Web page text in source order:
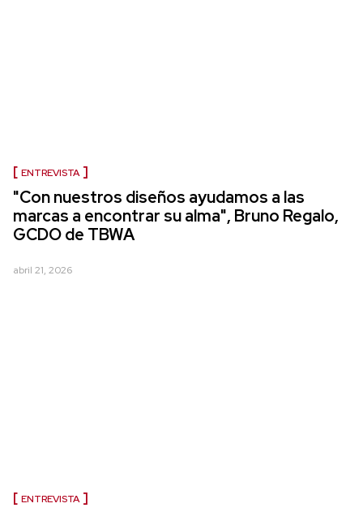
ENTREVISTA
"Con nuestros diseños ayudamos a las
marcas a encontrar su alma", Bruno Regalo,
GCDO de TBWA
abril 21, 2026
ENTREVISTA